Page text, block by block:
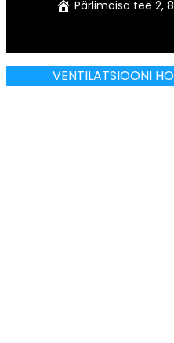
Pärlimõisa tee 2,
VENTILATSIOONI